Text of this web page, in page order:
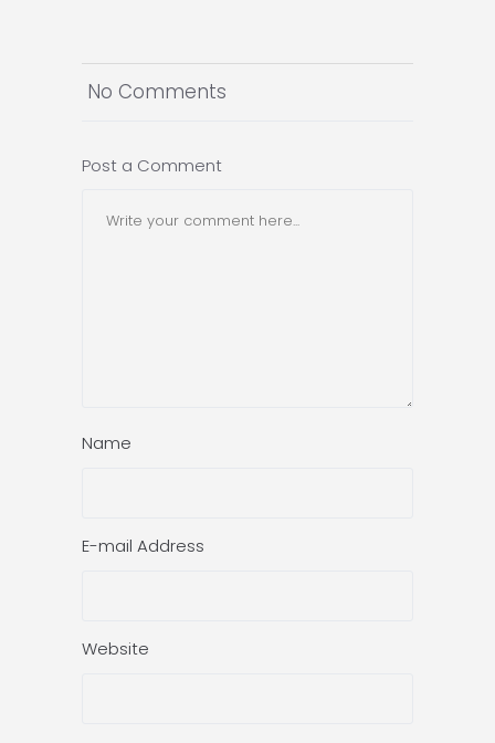
No Comments
Post a Comment
Name
E-mail Address
Website